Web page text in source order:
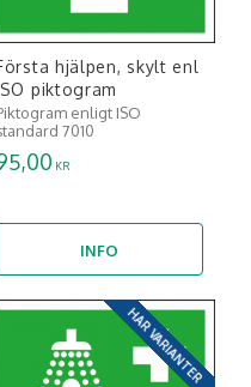
hjälpen, skylt enl
piktogram
enligt ISO
7010
KR
INFO
HAR VARIANTER